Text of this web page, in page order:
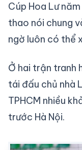
Cúp Hoa Lư
thao nói chung
ngờ luôn có thể
Ở hai trận tranh
tái đấu chủ nhà
TPHCM nhiều
trước Hà Nội.